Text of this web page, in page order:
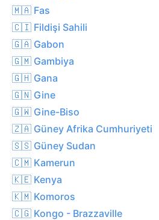
🇲🇦 Fas
🇨🇮 Fildişi Sahili
🇬🇦 Gabon
🇬🇲 Gambiya
🇬🇭 Gana
🇬🇳 Gine
🇬🇼 Gine-Biso
🇿🇦 Güney Afrika Cumhuriyeti
🇸🇸 Güney Sudan
🇨🇲 Kamerun
🇰🇪 Kenya
🇰🇲 Komoros
🇨🇬 Kongo - Brazzaville